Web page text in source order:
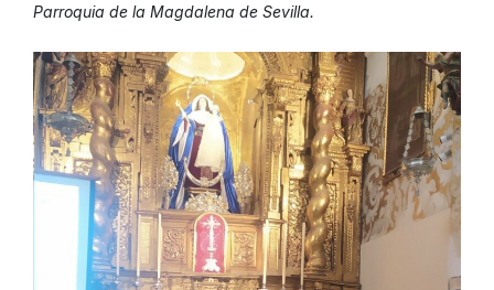
Parroquia de la Magdalena de Sevilla.